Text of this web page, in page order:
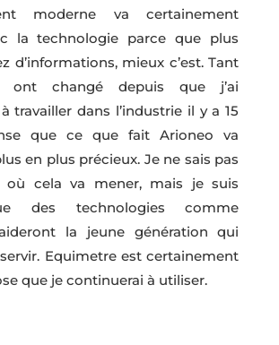
moderne va certainement
la technologie parce que plus
d’informations, mieux c’est. Tant
ont changé depuis que j’ai
travailler dans l’industrie il y a 15
que ce que fait Arioneo va
en plus précieux. Je ne sais pas
où cela va mener, mais je suis
des technologies comme
la jeune génération qui
servir. Equimetre est certainement
que je continuerai à utiliser.